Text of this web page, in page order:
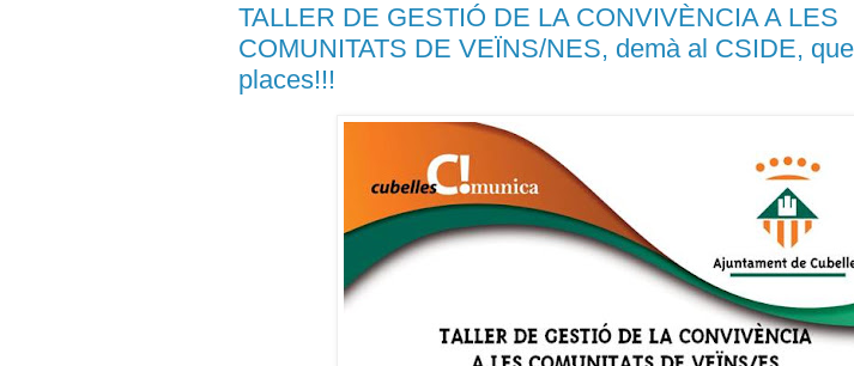
TALLER DE GESTIÓ DE LA CONVIVÈNCIA A LES
COMUNITATS DE VEÏNS/NES, demà al CSIDE,
places!!!